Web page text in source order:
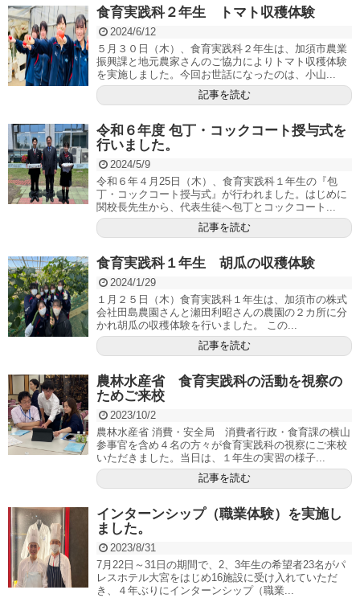
食育実践科２年生 トマト収穫体験
2024/6/12
５月３０日（木）、食育実践科２年生は、加須市農業
振興課と地元農家さんのご協力によりトマト収穫体験
を実施しました。今回お世話になったのは、小山...
記事を読む
令和６年度 包丁・コックコート授与式を
行いました。
2024/5/9
令和６年４月25日（木）、食育実践科１年生の『包
丁・コックコート授与式』が行われました。はじめに
関校長先生から、代表生徒へ包丁とコックコート...
記事を読む
食育実践科１年生 胡瓜の収穫体験
2024/1/29
１月２５日（木）食育実践科１年生は、加須市の株式
会社田島農園さんと瀬田利昭さんの農園の２カ所に分
かれ胡瓜の収穫体験を行いました。 この...
記事を読む
農林水産省 食育実践科の活動を視察の
ためご来校
2023/10/2
農林水産省 消費・安全局 消費者行政・食育課の横山
参事官を含め４名の方々が食育実践科の視察にご来校
いただきました。当日は、１年生の実習の様子...
記事を読む
インターンシップ（職業体験）を実施し
ました。
2023/8/31
7月22日～31日の期間で、2、3年生の希望者23名がパ
レスホテル大宮をはじめ16施設に受け入れていただ
き、４年ぶりにインターンシップ（職業...